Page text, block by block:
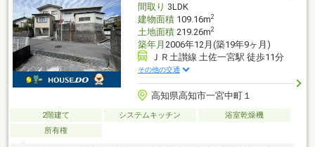
間取り 3LDK
建物面積109.16m2
土地面積219.26m2
築年月 2006年12月(築19年9ヶ月)
ＪＲ土讃線 土佐一宮駅 徒歩11分
その他の交通
高知県高知市一宮中町１
2階建て システムキッチン
浴室乾燥機
所有権